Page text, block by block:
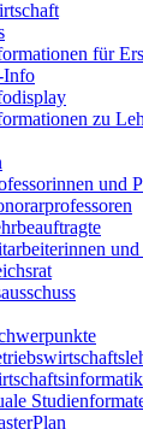
für
Info
zu
und